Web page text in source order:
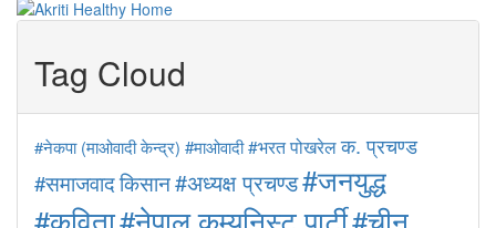
Tag Cloud
#नेकपा (माओवादी केन्द्र) #माओवादी#भरत पोखरेलक. प्रचण्ड
#समाजवादकिसान#अध्यक्ष प्रचण्ड#जनयुद्ध
#कविता#नेपाल कम्युनिस्ट पार्टी#चीन